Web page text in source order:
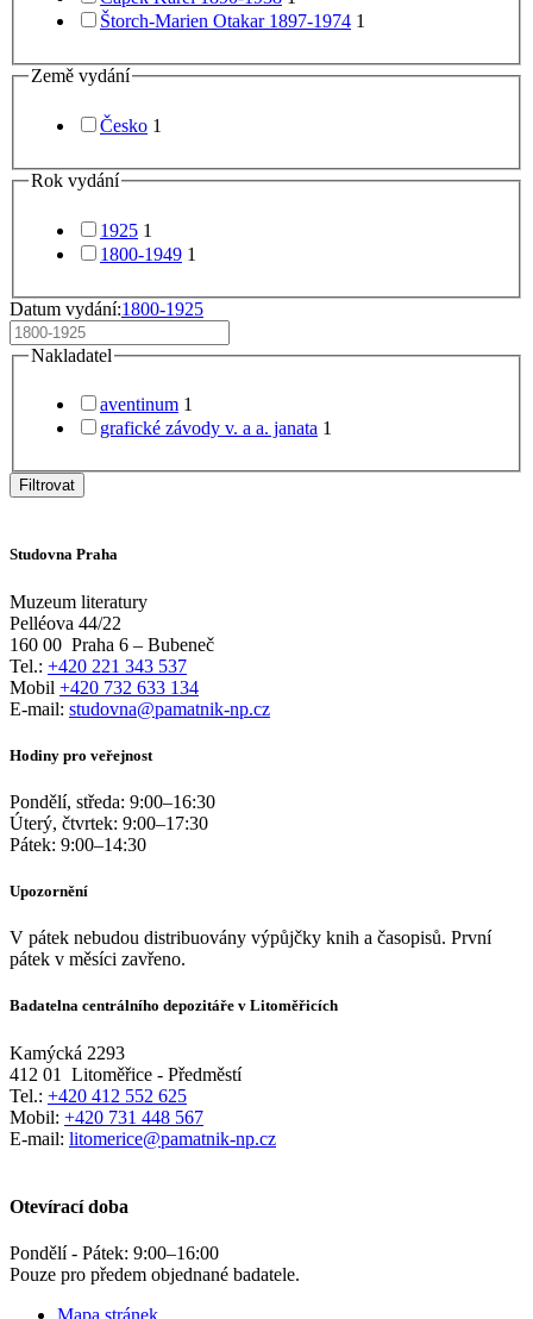
Štorch-Marien Otakar 1897-1974 1
Země vydání
Česko 1
Rok vydání
1925 1
1800-1949 1
Datum vydání:1800-1925
Nakladatel
aventinum 1
grafické závody v. a a. janata 1
Filtrovat
Studovna Praha
Muzeum literatury
Pelléova 44/22
160 00 Praha 6 – Bubeneč
Tel.: +420 221 343 537
Mobil +420 732 633 134
E-mail: studovna@pamatnik-np.cz
Hodiny pro veřejnost
Pondělí, středa: 9:00–16:30
Úterý, čtvrtek: 9:00–17:30
Pátek: 9:00–14:30
Upozornění
V pátek nebudou distribuovány výpůjčky knih a časopisů. První
pátek v měsíci zavřeno.
Badatelna centrálního depozitáře v Litoměřicích
Kamýcká 2293
412 01
Litoměřice - Předměstí
Tel.: +420 412 552 625
Mobil: +420 731 448 567
E-mail: litomerice@pamatnik-np.cz
Otevírací doba
Pondělí - Pátek: 9:00–16:00
Pouze pro předem objednané badatele.